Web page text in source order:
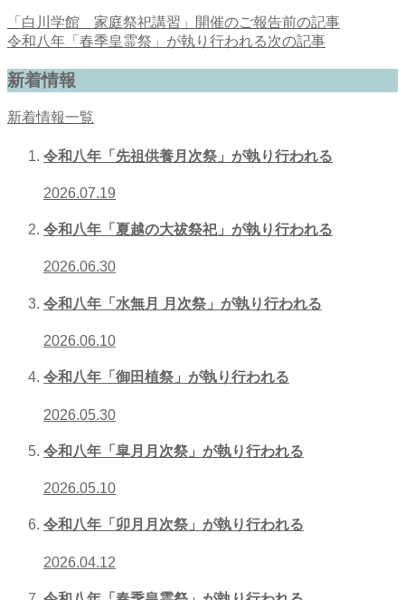
「白川学館 家庭祭祀講習」開催のご報告前の記事
令和八年「春季皇霊祭」が執り行われる次の記事
新着情報
新着情報一覧
令和八年「先祖供養月次祭」が執り行われる
2026.07.19
令和八年「夏越の大祓祭祀」が執り行われる
2026.06.30
令和八年「水無月 月次祭」が執り行われる
2026.06.10
令和八年「御田植祭」が執り行われる
2026.05.30
令和八年「皐月月次祭」が執り行われる
2026.05.10
令和八年「卯月月次祭」が執り行われる
2026.04.12